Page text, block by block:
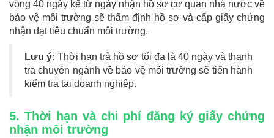
vòng 40 ngày kể từ ngày nhận hồ sơ cơ quan nhà nước về
bảo vệ môi trường sẽ thẩm định hồ sơ và cấp giấy chứng
nhận đạt tiêu chuẩn môi trường.
Lưu ý: Thời hạn trả hồ sơ tối đa là 40 ngày và thanh
tra chuyên ngành về bảo vệ môi trường sẽ tiến hành
kiểm tra tại doanh nghiệp.
5. Thời hạn và chi phí đăng ký giấy chứng
nhận môi trường